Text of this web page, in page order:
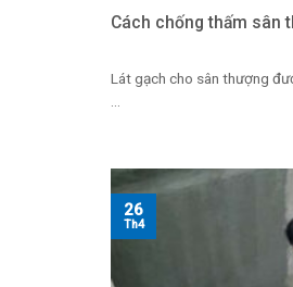
Cách chống thấm sân
Lát gạch cho sân thượng
...
26
Th4